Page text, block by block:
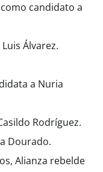
candidato a
Luis Álvarez.
a Nuria
Rodríguez.
Dourado.
Alianza rebelde